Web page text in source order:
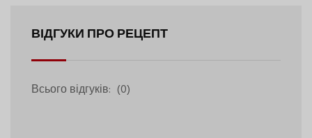
ВІДГУКИ ПРО РЕЦЕПТ
Всього відгуків: (0)